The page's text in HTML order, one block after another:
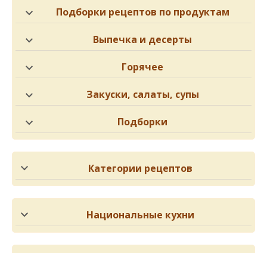
Подборки рецептов по продуктам
Выпечка и десерты
Горячее
Закуски, салаты, супы
Подборки
Категории рецептов
Национальные кухни